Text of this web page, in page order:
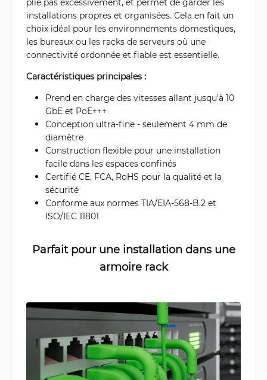
installations propres et organisées. Cela en fait un
choix idéal pour les environnements domestiques,
les bureaux ou les racks de serveurs où une
connectivité ordonnée et fiable est essentielle.
Caractéristiques principales :
Prend en charge des vitesses allant jusqu'à 10
GbE et PoE+++
Conception ultra-fine - seulement 4 mm de
diamètre
Construction flexible pour une installation
facile dans les espaces confinés
Certifié CE, FCA, RoHS pour la qualité et la
sécurité
Conforme aux normes TIA/EIA-568-B.2 et
ISO/IEC 11801
Parfait pour une installation dans une
armoire rack